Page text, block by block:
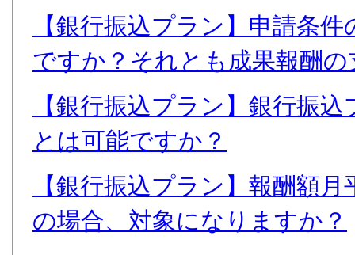
【銀行振込プラン】申請条
ですか？それとも成果報酬
【銀行振込プラン】銀行振
とは可能ですか？
【銀行振込プラン】報酬額
の場合、対象になりますか？